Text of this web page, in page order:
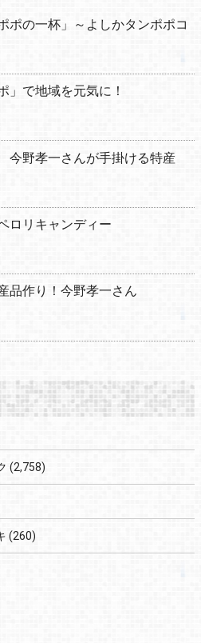
ポの一杯」～よしかタンポポコ
」で地域を元気に！
野孝一さんが手掛ける特産
ロリキャンディー
品作り！今野孝一さん
(2,758)
(260)